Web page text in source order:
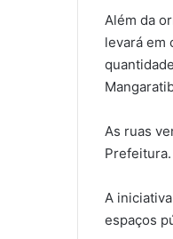
Além da
levará em
As ruas
Prefeitura.
A
espaços